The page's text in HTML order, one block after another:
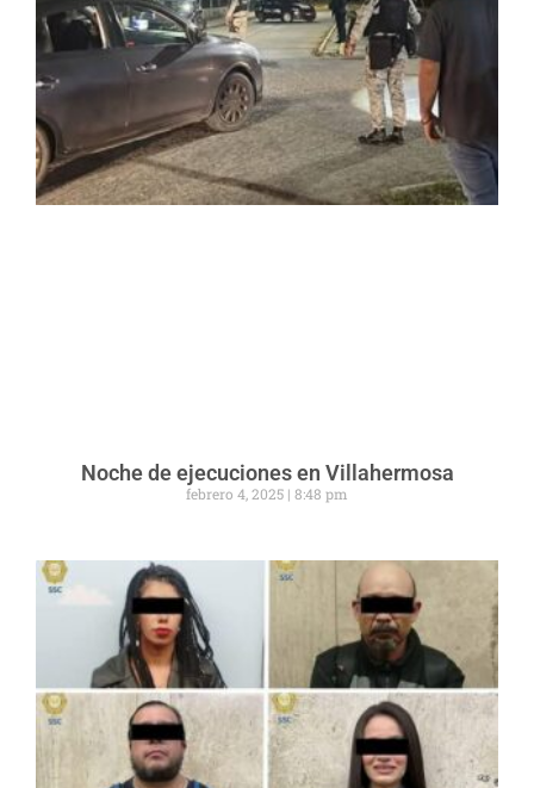
Noche de ejecuciones en Villahermosa
febrero 4, 2025 8:48 pm